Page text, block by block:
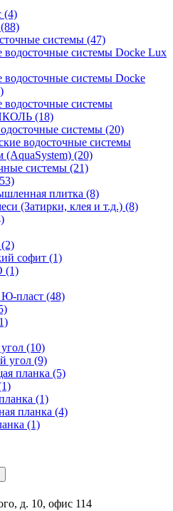
(4)
системы (47)
системы Docke Lux
системы Docke
системы
(18)
системы (20)
водосточные системы
(AquaSystem) (20)
системы (21)
плитка (8)
(Затирки, клея и т.д.) (8)
софит (1)
(1)
пласт (48)
(10)
угол (9)
планка (5)
(1)
планка (4)
(1)
д. 10, офис 114